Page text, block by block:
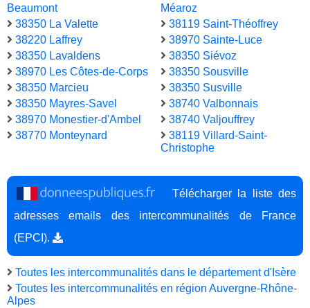
Beaumont
38350 La Valette
38220 Laffrey
38350 Lavaldens
38970 Les Côtes-de-Corps
38350 Marcieu
38350 Mayres-Savel
38970 Monestier-d'Ambel
38770 Monteynard
Méaroz
38119 Saint-Théoffrey
38970 Sainte-Luce
38350 Siévoz
38350 Sousville
38350 Susville
38740 Valbonnais
38740 Valjouffrey
38119 Villard-Saint-
Christophe
Télécharger la liste des
adresses emails des intercommunalités de France
(EPCI).
Toutes les intercommunalités dans le département d'Isère
Toutes les intercommunalités en région Auvergne-Rhône-
Alpes